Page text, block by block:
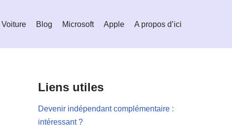
Voiture Blog Microsoft Apple A propos d’ici
Liens utiles
Devenir indépendant complémentaire :
intéressant ?